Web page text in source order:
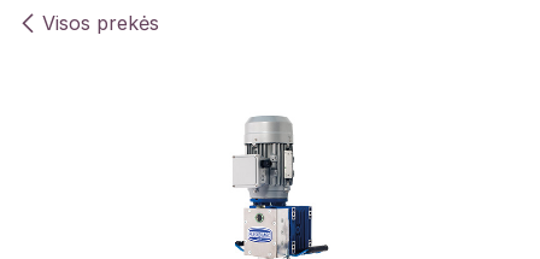
Visos prekės